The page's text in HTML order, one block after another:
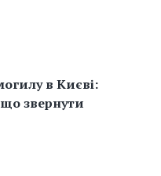
в Києві:
звернути